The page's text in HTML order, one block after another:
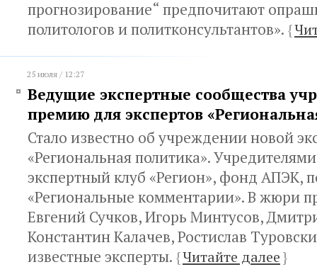
прогнозирование“ предпочитают
политологов и политконсультантов». {
25 июля / 12:27
Ведущие экспертные сообщества
премию для экспертов
Стало известно об учреждении новой
«Региональная политика».
экспертный клуб «Регион», фонд АПЭК,
«Региональные комментарии». В жюри
Евгений Сучков, Игорь Минтусов,
Константин Калачев, Ростислав
известные эксперты. {Читайте далее}